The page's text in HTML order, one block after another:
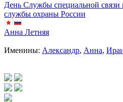
День Службы специальной
службы охраны России
Анна Летняя
Именины: Александр, Анна,